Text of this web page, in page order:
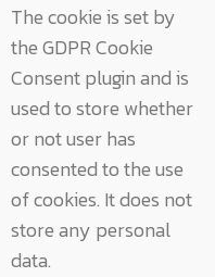
The cookie is set by
the GDPR Cookie
Consent plugin and is
used to store whether
or not user has
consented to the use
of cookies. It does not
store any personal
data.